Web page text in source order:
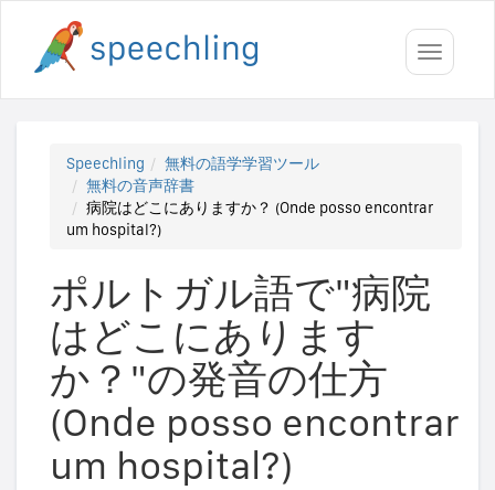
Toggle
Speechling
無料の語学学習ツール
無料の音声辞書
病院はどこにありますか？ (Onde posso encontrar
um hospital?)
ポルトガル語で"病院
はどこにあります
か？"の発音の仕方
(Onde posso encontrar
um hospital?)